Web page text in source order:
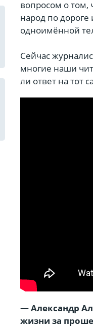
вопросом о том,
народ по дороге
одноимённой
Сейчас
многие наши
ли ответ на тот
— Александр
жизни за